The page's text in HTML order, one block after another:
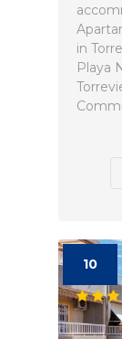
in
Playa
10